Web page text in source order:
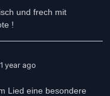
und frech mit
!
year ago
Lied eine besondere